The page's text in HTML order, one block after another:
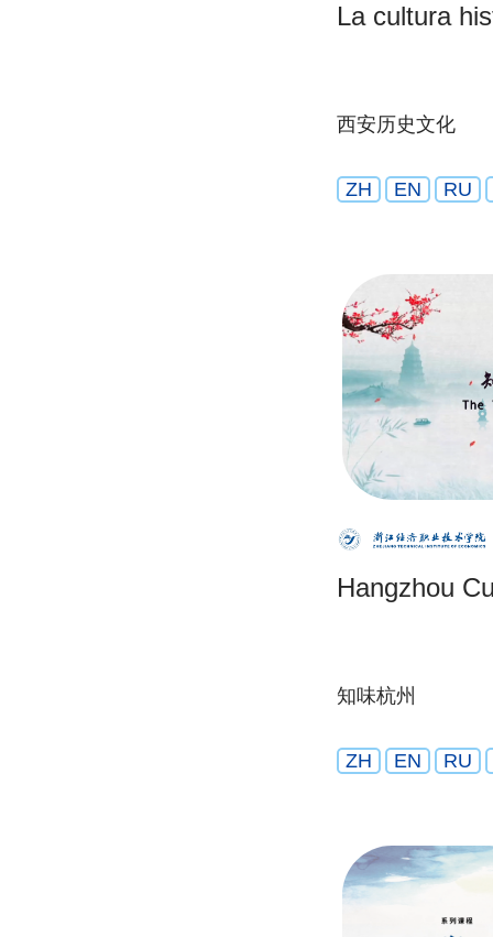
La cultura
西安历史文化
ZH EN RU
Hangzhou
知味杭州
ZH EN RU